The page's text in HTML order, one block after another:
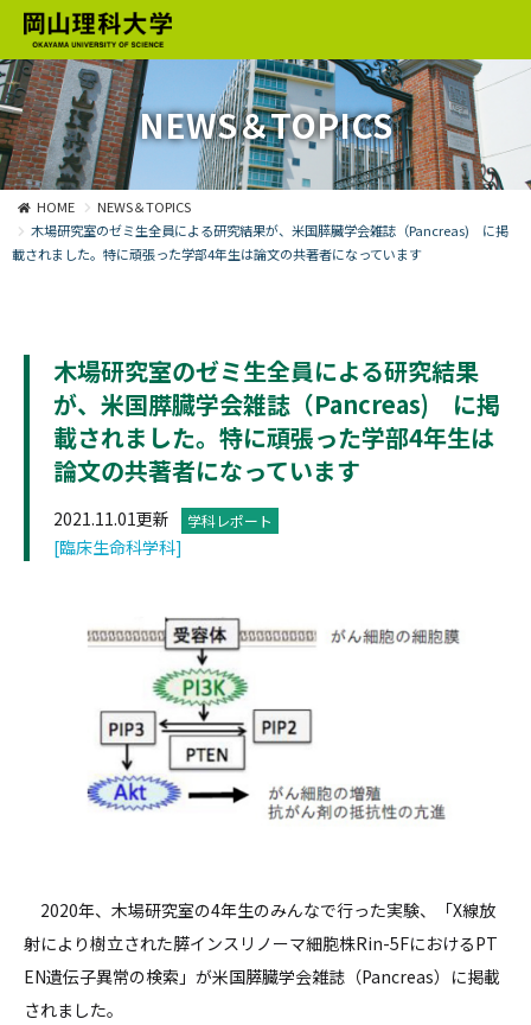
NEWS＆TOPICS
HOME
NEWS＆TOPICS
木場研究室のゼミ生全員による研究結果が、米国膵臓学会雑誌（Pancreas) に掲
載されました。特に頑張った学部4年生は論文の共著者になっています
木場研究室のゼミ生全員による研究結果
が、米国膵臓学会雑誌（Pancreas) に掲
載されました。特に頑張った学部4年生は
論文の共著者になっています
2021.11.01更新 学科レポート
[臨床生命科学科]
2020年、木場研究室の4年生のみんなで行った実験、「X線放
射により樹立された膵インスリノーマ細胞株Rin-5FにおけるPT
EN遺伝子異常の検索」が米国膵臓学会雑誌（Pancreas）に掲載
されました。